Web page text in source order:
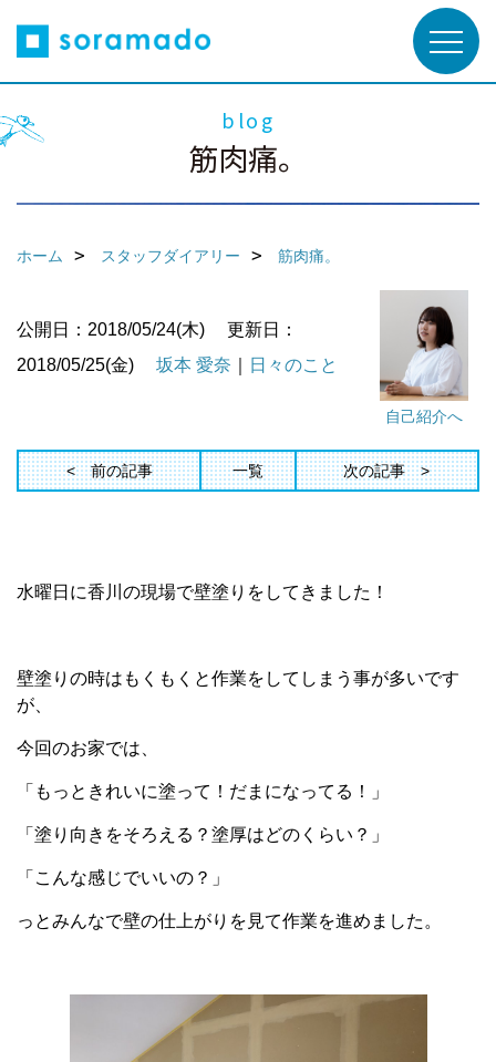
blog
筋肉痛。
ホーム スタッフダイアリー 筋肉痛。
自己紹介へ
公開日：2018/05/24(木)
更新日：
2018/05/25(金)
坂本 愛奈 日々のこと
前の記事 一覧 次の記事
水曜日に香川の現場で壁塗りをしてきました！
壁塗りの時はもくもくと作業をしてしまう事が多いです
が、
今回のお家では、
「もっときれいに塗って！だまになってる！」
「塗り向きをそろえる？塗厚はどのくらい？」
「こんな感じでいいの？」
っとみんなで壁の仕上がりを見て作業を進めました。